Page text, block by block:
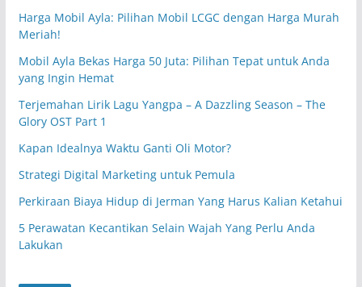
Harga Mobil Ayla: Pilihan Mobil LCGC dengan Harga Murah
Meriah!
Mobil Ayla Bekas Harga 50 Juta: Pilihan Tepat untuk Anda
yang Ingin Hemat
Terjemahan Lirik Lagu Yangpa – A Dazzling Season – The
Glory OST Part 1
Kapan Idealnya Waktu Ganti Oli Motor?
Strategi Digital Marketing untuk Pemula
Perkiraan Biaya Hidup di Jerman Yang Harus Kalian Ketahui
5 Perawatan Kecantikan Selain Wajah Yang Perlu Anda
Lakukan